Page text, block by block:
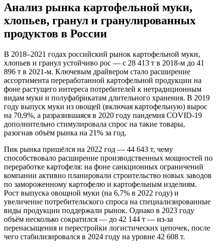
Анализ рынка картофельной муки,
хлопьев, гранул и гранулированных
продуктов в России
В 2018–2021 годах российский рынок картофельной муки,
хлопьев и гранул устойчиво рос — с 28 413 т в 2018-м до 41
896 т в 2021-м. Ключевым драйвером стало расширение
ассортимента переработанной картофельной продукции на
фоне растущего интереса потребителей к нетрадиционным
видам муки и полуфабрикатам длительного хранения. В 2019
году выпуск муки из овощей (включая картофельную) вырос
на 70,9%, а разразившаяся в 2020 году пандемия COVID-19
дополнительно стимулировала спрос на такие товары,
разогнав объём рынка на 21% за год.
Пик рынка пришёлся на 2022 год — 44 643 т, чему
способствовало расширение производственных мощностей по
переработке картофеля: на фоне санкционных ограничений
компании активно планировали строительство новых заводов
по замороженному картофелю и картофельным изделиям.
Рост выпуска овощной муки (на 6,7% в 2022 году) и
увеличение потребительского спроса на специализированные
виды продукции поддержали рынок. Однако в 2023 году
объём несколько сократился — до 42 144 т — из-за
перенасыщения и перестройки логистических цепочек, после
чего стабилизировался в 2024 году на уровне 42 608 т.